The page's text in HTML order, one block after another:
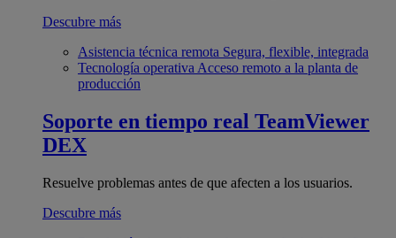
Descubre más
Asistencia técnica remota Segura, flexible, integrada
Tecnología operativa Acceso remoto a la planta de
producción
Soporte en tiempo real TeamViewer
DEX
Resuelve problemas antes de que afecten a los usuarios.
Descubre más